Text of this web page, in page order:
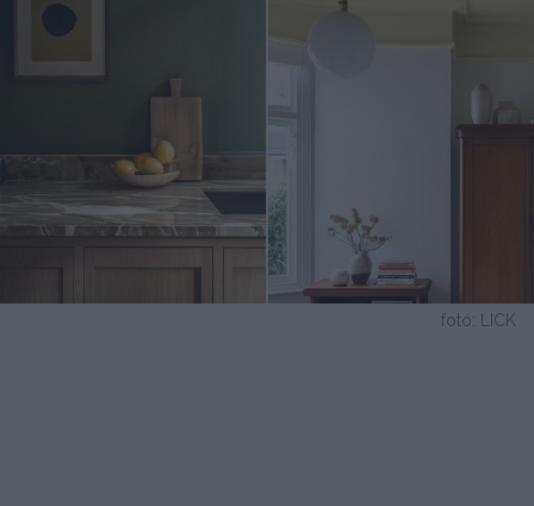
fotó: LICK